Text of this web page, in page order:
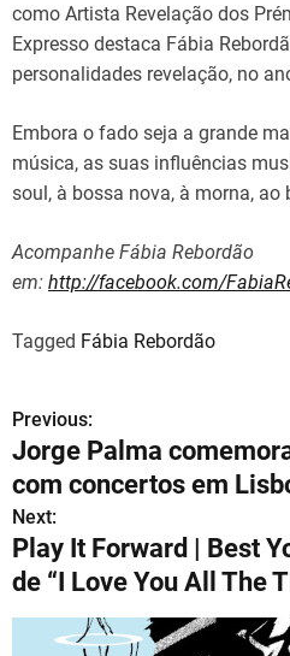
como Artista Revelação dos
Expresso destaca Fábia
personalidades revelação, no
Embora o fado seja a grande
música, as suas influências
soul, à bossa nova, à morna, ao
Acompanhe Fábia Rebordão
em: http://facebook.com/
Tagged Fábia Rebordão
N
a
v
e
g
Previous:
Jorge Palma
com concertos em
Next:
Play It Forward | Best
de “I Love You All The